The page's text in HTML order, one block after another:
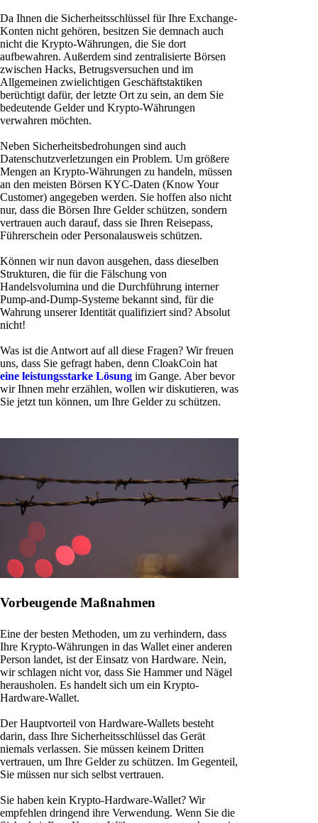
Da Ihnen die Sicherheitsschlüssel für Ihre Exchange-
Konten nicht gehören, besitzen Sie demnach auch
nicht die Krypto-Währungen, die Sie dort
aufbewahren. Außerdem sind zentralisierte Börsen
zwischen Hacks, Betrugsversuchen und im
Allgemeinen zwielichtigen Geschäftstaktiken
berüchtigt dafür, der letzte Ort zu sein, an dem Sie
bedeutende Gelder und Krypto-Währungen
verwahren möchten.
Neben Sicherheitsbedrohungen sind auch
Datenschutzverletzungen ein Problem. Um größere
Mengen an Krypto-Währungen zu handeln, müssen
an den meisten Börsen KYC-Daten (Know Your
Customer) angegeben werden. Sie hoffen also nicht
nur, dass die Börsen Ihre Gelder schützen, sondern
vertrauen auch darauf, dass sie Ihren Reisepass,
Führerschein oder Personalausweis schützen.
Können wir nun davon ausgehen, dass dieselben
Strukturen, die für die Fälschung von
Handelsvolumina und die Durchführung interner
Pump-and-Dump-Systeme bekannt sind, für die
Wahrung unserer Identität qualifiziert sind? Absolut
nicht!
Was ist die Antwort auf all diese Fragen? Wir freuen
uns, dass Sie gefragt haben, denn CloakCoin hat
eine leistungsstarke Lösung im Gange. Aber bevor
wir Ihnen mehr erzählen, wollen wir diskutieren, was
Sie jetzt tun können, um Ihre Gelder zu schützen.
Vorbeugende Maßnahmen
Eine der besten Methoden, um zu verhindern, dass
Ihre Krypto-Währungen in das Wallet einer anderen
Person landet, ist der Einsatz von Hardware. Nein,
wir schlagen nicht vor, dass Sie Hammer und Nägel
herausholen. Es handelt sich um ein Krypto-
Hardware-Wallet.
Der Hauptvorteil von Hardware-Wallets besteht
darin, dass Ihre Sicherheitsschlüssel das Gerät
niemals verlassen. Sie müssen keinem Dritten
vertrauen, um Ihre Gelder zu schützen. Im Gegenteil,
Sie müssen nur sich selbst vertrauen.
Sie haben kein Krypto-Hardware-Wallet? Wir
empfehlen dringend ihre Verwendung. Wenn Sie die